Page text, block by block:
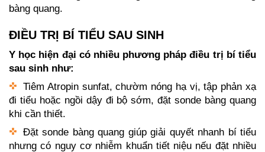
bàng quang.
ĐIỀU TRỊ BÍ TIỂU SAU SINH
Y học hiện đại có nhiều phương pháp điều trị bí tiểu
sau sinh như:
Tiêm Atropin sunfat, chườm nóng hạ vị, tập phản xạ
đi tiểu hoặc ngồi dậy đi bộ sớm, đặt sonde bàng quang
khi cần thiết.
Đặt sonde bàng quang giúp giải quyết nhanh bí tiểu
nhưng có nguy cơ nhiễm khuẩn tiết niệu nếu đặt nhiều